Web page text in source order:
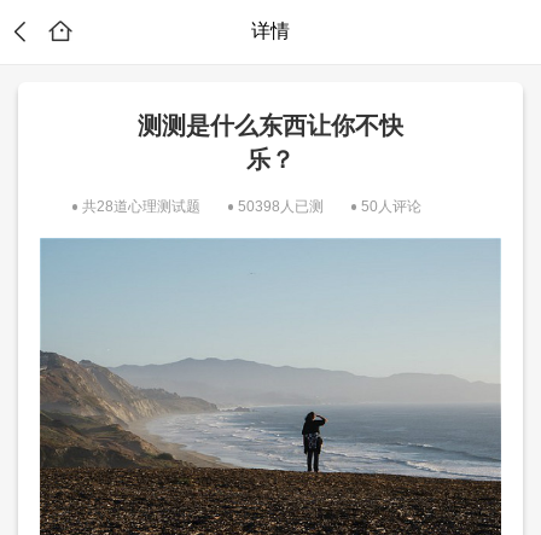
详情
测测是什么东西让你不快
乐？
共28道心理测试题 50398人已测 50人评论